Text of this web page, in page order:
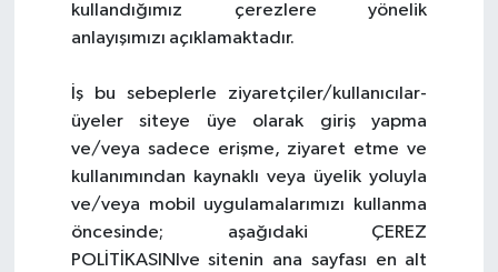
kullandığımız çerezlere yönelik
anlayışımızı açıklamaktadır.
İş bu sebeplerle ziyaretçiler/kullanıcılar-
üyeler siteye üye olarak giriş yapma
ve/veya sadece erişme, ziyaret etme ve
kullanımından kaynaklı veya üyelik yoluyla
ve/veya mobil uygulamalarımızı kullanma
öncesinde; aşağıdaki ÇEREZ
POLİTİKASINIve sitenin ana sayfası en alt